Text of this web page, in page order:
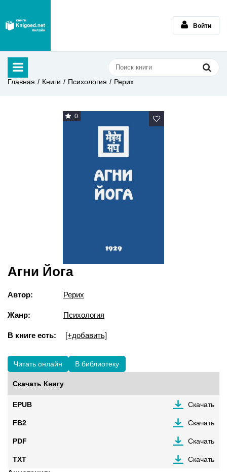
Войти
Главная Книги Психология Рерих
0
Агни Йога
Автор: Рерих
Жанр: Психология
В книге есть: [+добавить]
Читать онлайн В библиотеку
Скачать Книгу
EPUB Скачать
FB2 Скачать
PDF Скачать
TXT Скачать